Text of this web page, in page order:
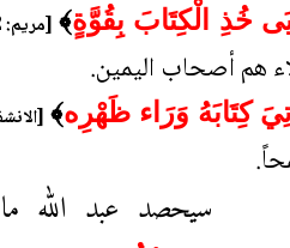
خُذِ الْكِتَابَ بِقُوَّةٍ﴾ [مريم: 12]
هم أصحاب اليمين.
كِتَابَهُ وَرَاء ظَهْرِه﴾
سيحصد عبد الله